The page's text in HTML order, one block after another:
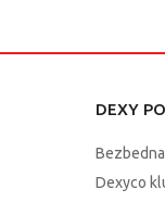
DEXY
Dexyco